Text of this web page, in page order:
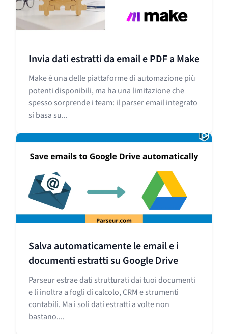
Invia dati estratti da email e PDF a Make
Make è una delle piattaforme di automazione più
potenti disponibili, ma ha una limitazione che
spesso sorprende i team: il parser email integrato
si basa su...
Salva automaticamente le email e i
documenti estratti su Google Drive
Parseur estrae dati strutturati dai tuoi documenti
e li inoltra a fogli di calcolo, CRM e strumenti
contabili. Ma i soli dati estratti a volte non
bastano....